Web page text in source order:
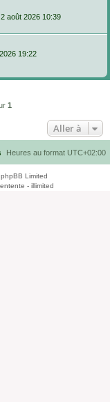
août 2026 10:39
19:22
1
Aller à
Heures au format UTC+02:00
Limited
- illimited